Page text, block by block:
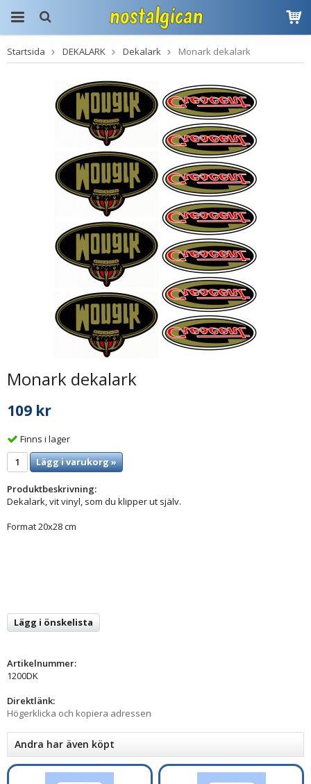
Produkten har blivit
tillagd i varukorgen
Startsida DEKALARK Dekalark Monark dekalark
Monark dekalark
109 kr
Finns i lager
Lägg i varukorg »
Produktbeskrivning:
Dekalark, vit vinyl, som du klipper ut själv.
Format 20x28 cm
Lägg i önskelista
Artikelnummer:
1200DK
Direktlänk:
Högerklicka och kopiera adressen
Andra har även köpt